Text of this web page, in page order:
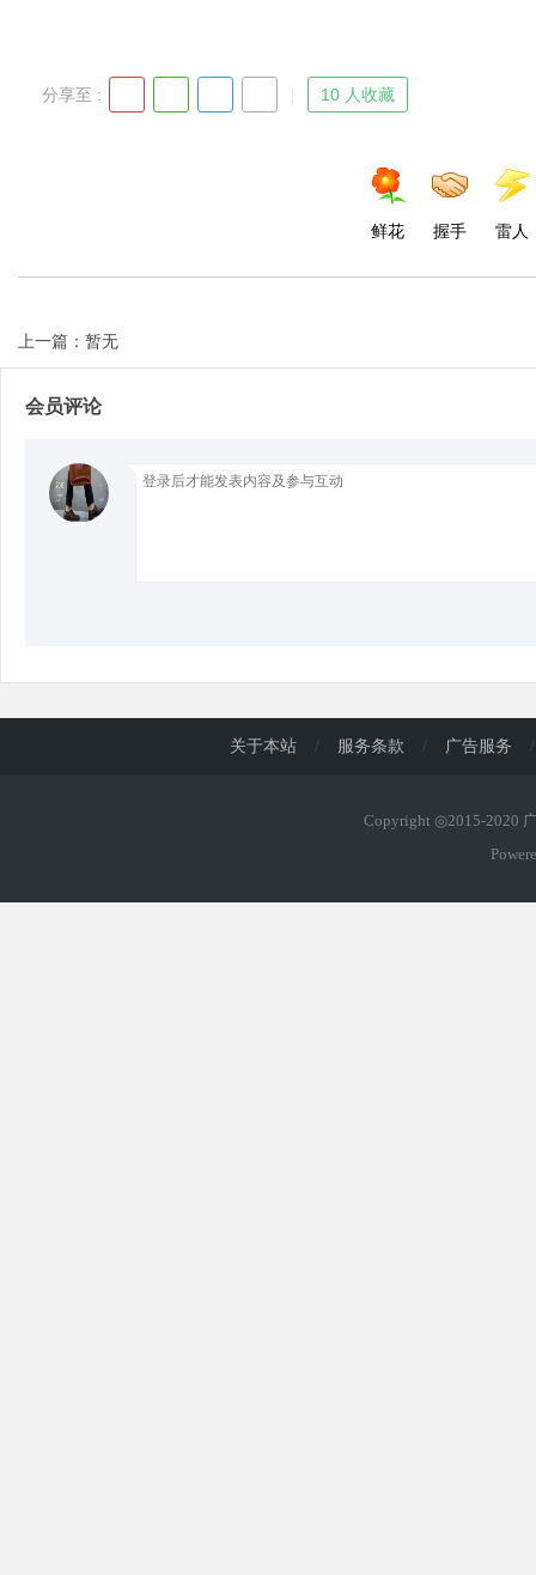
分享至 : 10 人收藏
鲜花 握手 雷人
上一篇：暂无
会员评论
关于本站 / 服务条款 / 广告服务 /
Copyright ◎2015-2020